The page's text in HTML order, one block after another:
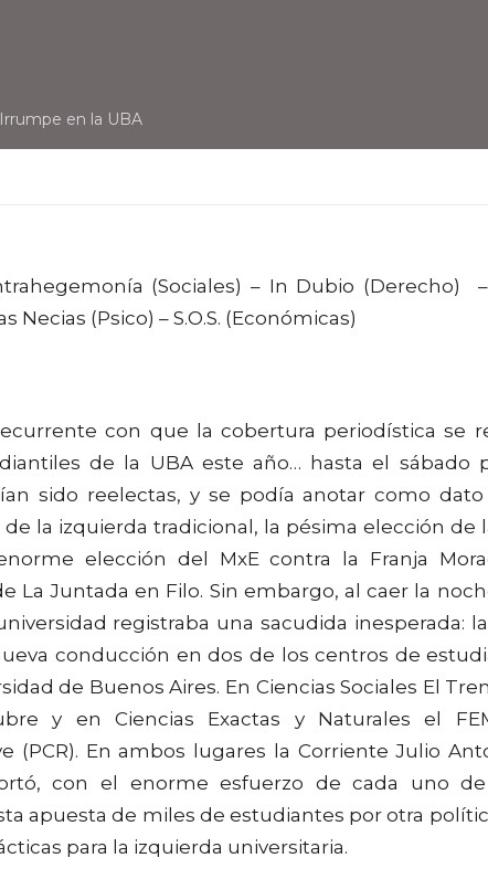
en la UBA
(Sociales) – In Dubio (Derecho)
Necias (Psico) – S.O.S. (Económicas)
con que la cobertura periodística se
de la UBA este año… hasta el sábado
sido reelectas, y se podía anotar como
la izquierda tradicional, la pésima elección de
elección del MxE contra la Franja
La Juntada en Filo. Sin embargo, al caer la
registraba una sacudida inesperada:
conducción en dos de los centros de
de Buenos Aires. En Ciencias Sociales El
y en Ciencias Exactas y Naturales el
(PCR). En ambos lugares la Corriente Julio
con el enorme esfuerzo de cada uno
apuesta de miles de estudiantes por otra
para la izquierda universitaria.